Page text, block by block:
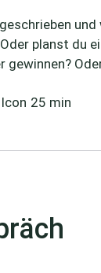
planst du
25 min